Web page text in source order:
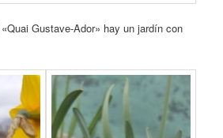
Gustave-Ador» hay un jardín con